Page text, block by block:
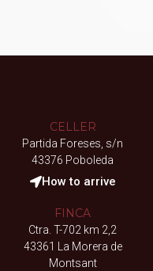
CELLER
Partida Foreses, s/n
43376 Poboleda
How to arrive
FINCA
Ctra. T-702 km 2,2
43361 La Morera de
Montsant